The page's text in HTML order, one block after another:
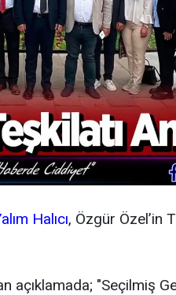
Halıcı, Özgür Özel’in
açıklamada; "Seçilmiş